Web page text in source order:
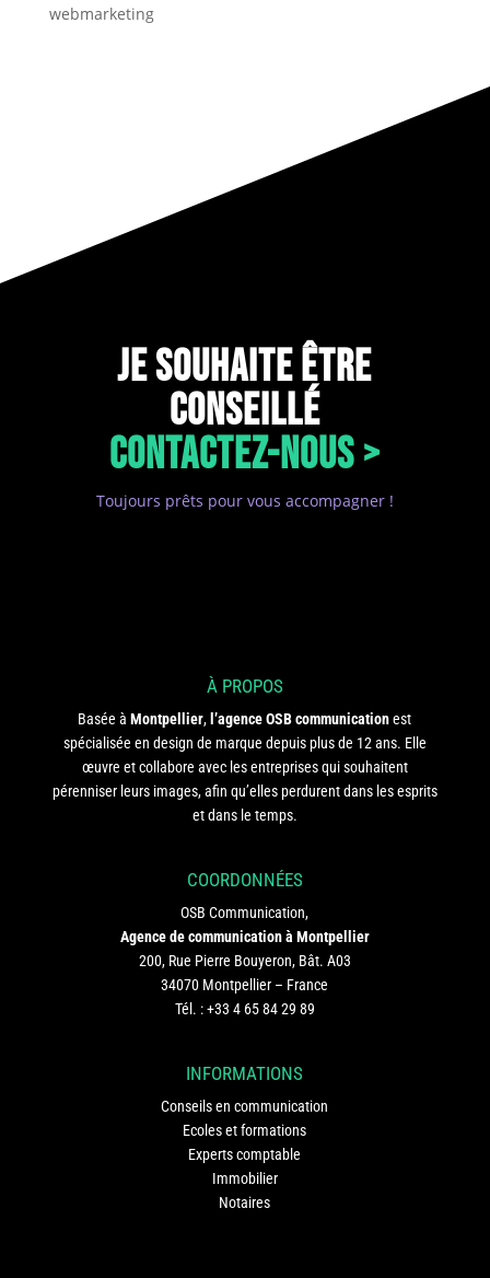
webmarketing
JE SOUHAITE ÊTRE
CONSEILLÉ
CONTACTEZ-NOUS >
Toujours prêts pour vous accompagner !
À PROPOS
Basée àMontpellier, l’agence OSB communicationest
spécialisée en design de marque depuis plus de 12 ans. Elle
œuvre et collabore avec les entreprises qui souhaitent
pérenniser leurs images, afin qu’elles perdurent dans les esprits
et dans le temps.
COORDONNÉES
OSB Communication,
Agence de communication à Montpellier
200, Rue Pierre Bouyeron, Bât. A03
34070 Montpellier – France
Tél. :+33 4 65 84 29 89
INFORMATIONS
Conseils en communication
Ecoles et formations
Experts comptable
Immobilier
Notaires